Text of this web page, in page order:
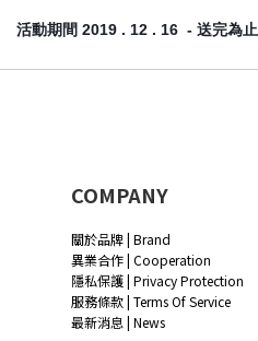
活動期間 2019 . 12 . 16 - 送完為止
COMPANY
關於品牌 | Brand
異業合作 | Cooperation
隱私保護 | Privacy Protection
服務條款 | Terms Of Service
最新消息 | News